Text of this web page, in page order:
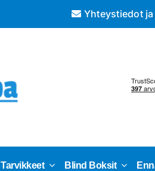
Yhteystiedot
Tarvikkeet Blind Boksit